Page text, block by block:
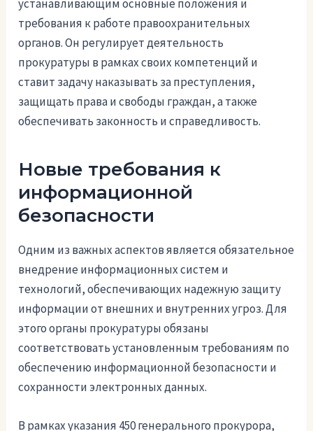
устанавливающим основные положения и
требования к работе правоохранительных
органов. Он регулирует деятельность
прокуратуры в рамках своих компетенций и
ставит задачу наказывать за преступления,
защищать права и свободы граждан, а также
обеспечивать законность и справедливость.
Новые требования к
информационной
безопасности
Одним из важных аспектов является обязательное
внедрение информационных систем и
технологий, обеспечивающих надежную защиту
информации от внешних и внутренних угроз. Для
этого органы прокуратуры обязаны
соответствовать установленным требованиям по
обеспечению информационной безопасности и
сохранности электронных данных.
В рамках указания 450 генерального прокурора,